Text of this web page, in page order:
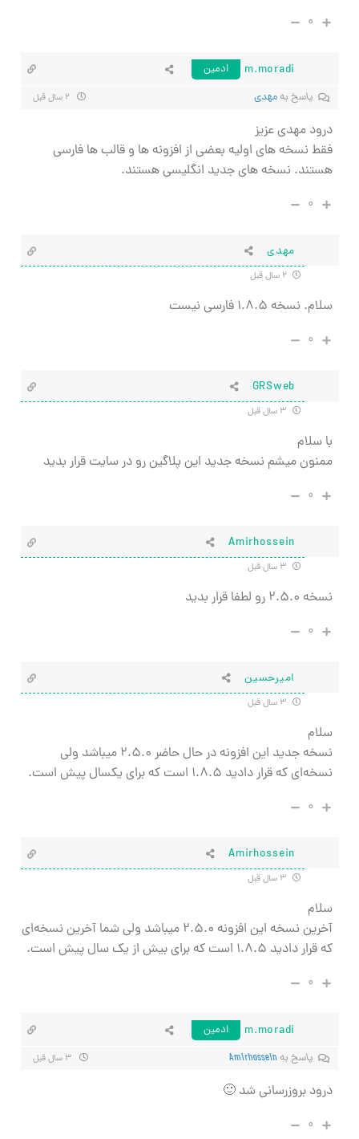
۰
m.moradi
ادمین
پاسخ بهمهدی
درود مهدی عزیز
فقط نسخه های اولیه بعضی از افزونه ها و قالب ها فارسی
هستند. نسخه های جدید انگلیسی هستند.
۰
مهدی
سلام. نسخه ۱.۸.۵ فارسی نیست
۰
GRSweb
با سلام
ممنون میشم نسخه جدید این پلاگین رو در سایت قرار بدید
۰
Amirhossein
نسخه ۲.۵.۰ رو لطفا قرار بدید
۰
امیرحسین
سلام
نسخه جدید این افزونه در حال حاضر ۲.۵.۰ میباشد ولی
نسخه‌ای که قرار دادید ۱.۸.۵ است که برای یکسال پیش است.
۰
Amirhossein
سلام
آخرین نسخه این افزونه ۲.۵.۰ میباشد ولی شما آخرین نسخه‌ای
که قرار دادید ۱.۸.۵ است که برای بیش از یک سال پیش است.
۰
m.moradi
ادمین
پاسخ بهAmirhossein
درود بروزرسانی شد 🙂
۰